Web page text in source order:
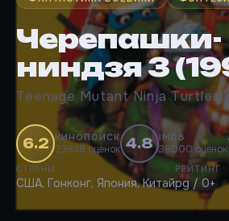
Черепашки-
ниндзя 3
Teenage Mutant Ninja Turtles
6.2 КИНОПОИСК
23838 оценок 4.8 IMDB
38000 оценок
СТРАНЫ
США, Гонконг, Япония, Китай
РЕЙТИНГ
pg / 0+